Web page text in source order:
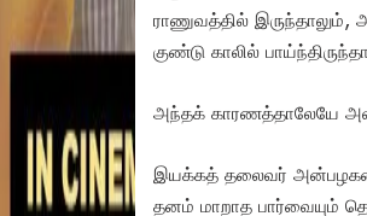
ராணுவத்தில் இருந்தாலும்,
குண்டு காலில்
அந்தக் காரணத்தாலேயே
இயக்கத் தலைவர்
தனம் மாறாத பார்வையும்